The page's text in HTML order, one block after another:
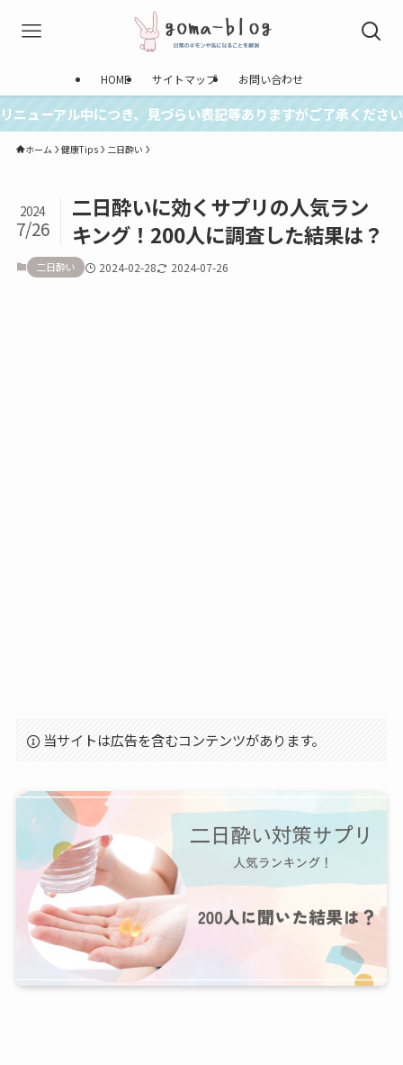
HOME サイトマップ お問い合わせ
リニューアル中につき、見づらい表記等ありますがご了承ください
ホーム 健康Tips 二日酔い
二日酔いに効くサプリの人気ラン
キング！200人に調査した結果は？
2024
7/26
二日酔い 2024-02-28 2024-07-26
当サイトは広告を含むコンテンツがあります。